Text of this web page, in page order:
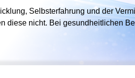
Selbsterfahrung und der
nicht. Bei gesundheitlichen